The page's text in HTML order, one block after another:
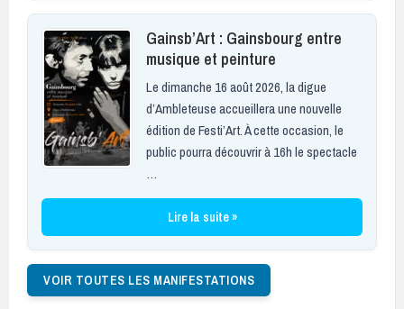
Gainsb’Art : Gainsbourg entre
musique et peinture
Le dimanche 16 août 2026, la digue
d’Ambleteuse accueillera une nouvelle
édition de Festi’Art. À cette occasion, le
public pourra découvrir à 16h le spectacle
…
Lire la suite »
VOIR TOUTES LES MANIFESTATIONS